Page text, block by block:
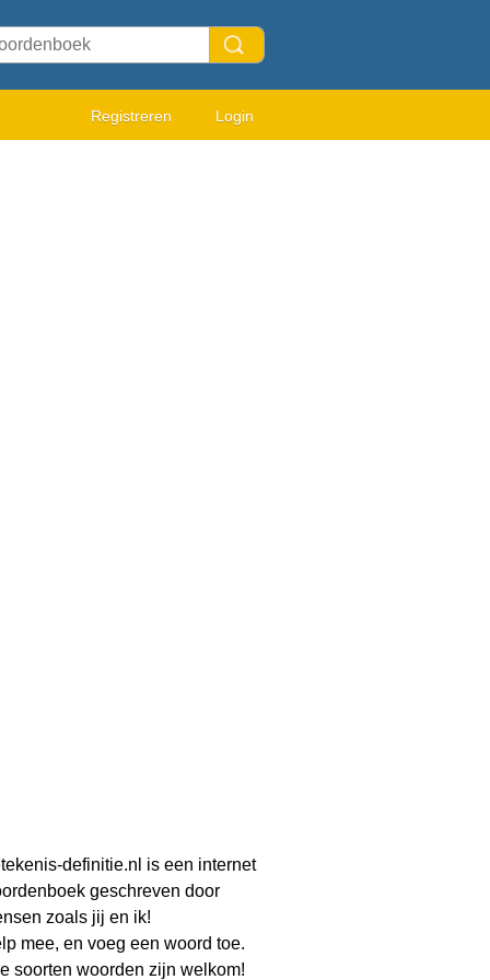
Registreren Login
definitie.nl is een internet
geschreven door
zoals jij en ik!
mee, en voeg een woord toe.
soorten woorden zijn welkom!